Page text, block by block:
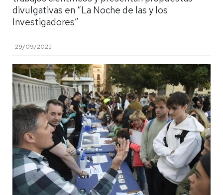
divulgativas en “La Noche de las y los
Investigadores”
29/09/2025